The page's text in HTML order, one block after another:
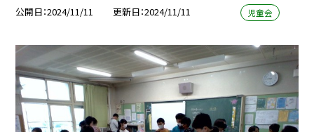
公開日 2024/11/11 更新日 2024/11/11 児童会